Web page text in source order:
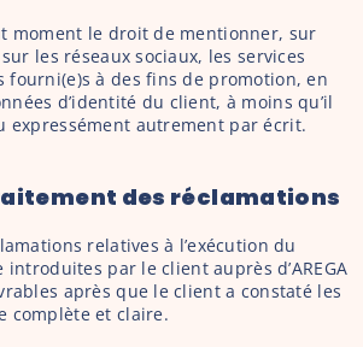
moment le droit de mentionner, sur
les réseaux sociaux, les services
fourni(e)s à des fins de promotion, en
d’identité du client, à moins qu’il
expressément autrement par écrit.
des réclamations
relatives à l’exécution du
par le client auprès d’AREGA
après que le client a constaté les
complète et claire.